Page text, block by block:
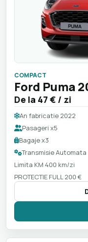
COMPACT
Ford Puma
De la 47 € / zi
An fabricatie 2022
Pasageri x5
Bagaje x3
Transmisie Automata
Limita KM 400 km/zi
PROTECTIE FULL 200 €